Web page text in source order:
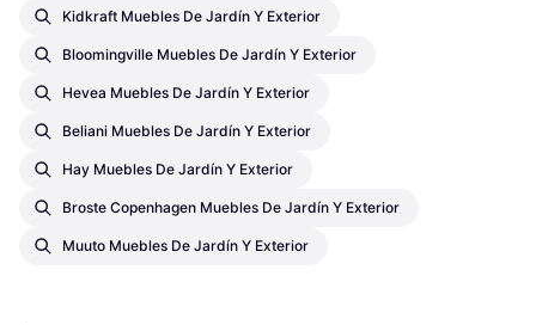
Kidkraft Muebles De Jardín Y Exterior
Bloomingville Muebles De Jardín Y Exterior
Hevea Muebles De Jardín Y Exterior
Beliani Muebles De Jardín Y Exterior
Hay Muebles De Jardín Y Exterior
Broste Copenhagen Muebles De Jardín Y Exterior
Muuto Muebles De Jardín Y Exterior